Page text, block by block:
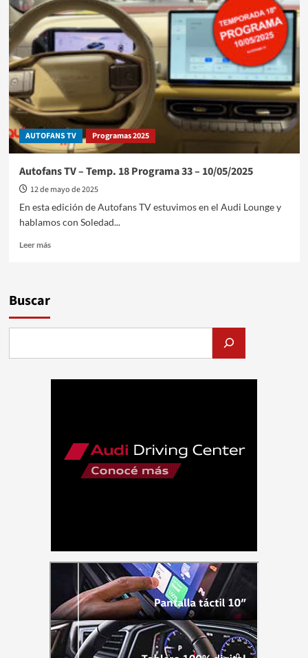
cada
segmento,
Michelin
dice
presente
en
Expoagro
AUTOFANS TV Programas 2025
Autofans TV – Temp. 18 Programa 33 – 10/05/2025
12 de mayo de 2025
En esta edición de Autofans TV estuvimos en el Audi Lounge y
hablamos con Soledad...
Leer másLeer
Temp.
33
Buscar